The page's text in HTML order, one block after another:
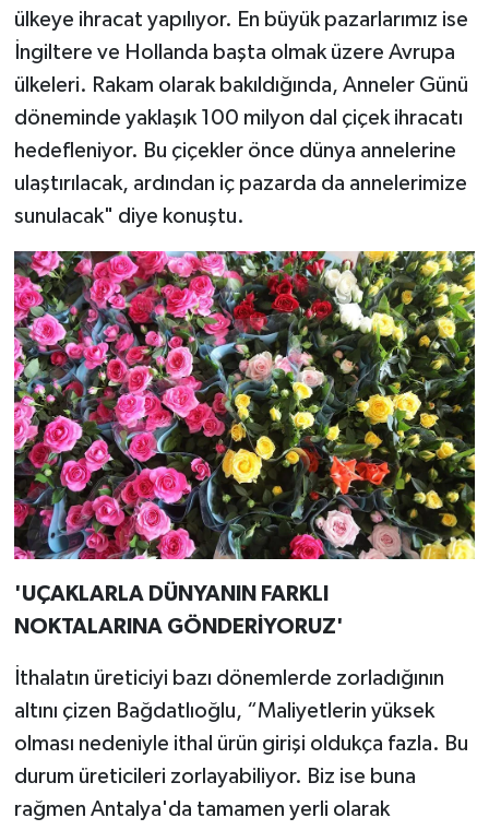
ülkeye ihracat yapılıyor. En büyük pazarlarımız ise
İngiltere ve Hollanda başta olmak üzere Avrupa
ülkeleri. Rakam olarak bakıldığında, Anneler Günü
döneminde yaklaşık 100 milyon dal çiçek ihracatı
hedefleniyor. Bu çiçekler önce dünya annelerine
ulaştırılacak, ardından iç pazarda da annelerimize
sunulacak" diye konuştu.
'UÇAKLARLA DÜNYANIN FARKLI
NOKTALARINA GÖNDERİYORUZ'
İthalatın üreticiyi bazı dönemlerde zorladığının
altını çizen Bağdatlıoğlu, “Maliyetlerin yüksek
olması nedeniyle ithal ürün girişi oldukça fazla. Bu
durum üreticileri zorlayabiliyor. Biz ise buna
rağmen Antalya'da tamamen yerli olarak